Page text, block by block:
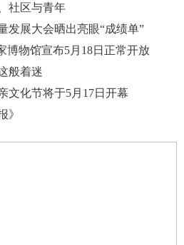
社区与青年
发展大会晒出亮眼“成绩单”
博物馆宣布5月18日正常开放
般着迷
文化节将于5月17日开幕
》